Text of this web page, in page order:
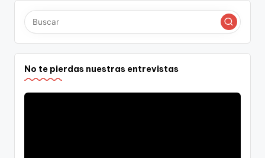
No te pierdas nuestras entrevistas